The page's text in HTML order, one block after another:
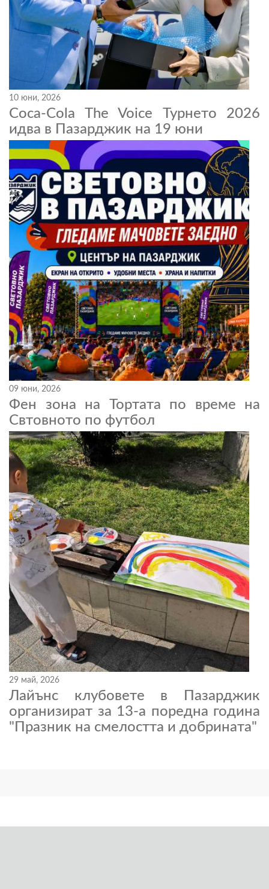
10 юни, 2026
Coca-Cola The Voice Турнето 2026
идва в Пазарджик на 19 юни
09 юни, 2026
Фен зона на Тортата по време на
Свтовното по футбол
29 май, 2026
Лайънс клубовете в Пазарджик
организират за 13-а поредна година
"Празник на смелостта и добрината"